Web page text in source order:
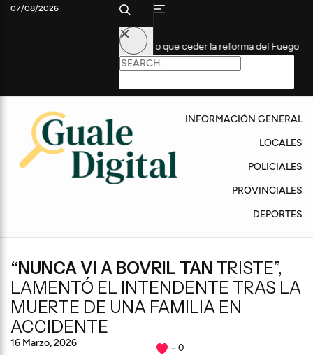
el Gobierno tuvo que ceder la reforma del Fuego Uruguay
07/08/2026
INFORMACIÓN GENERAL
LOCALES
POLICIALES
PROVINCIALES
DEPORTES
“NUNCA VI A BOVRIL TAN TRISTE”,
LAMENTÓ EL INTENDENTE TRAS LA
MUERTE DE UNA FAMILIA EN
ACCIDENTE
16 Marzo, 2026 0